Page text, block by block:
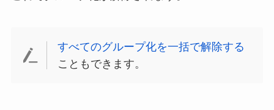
すべてのグループ化を一括で解除する
こともできます。